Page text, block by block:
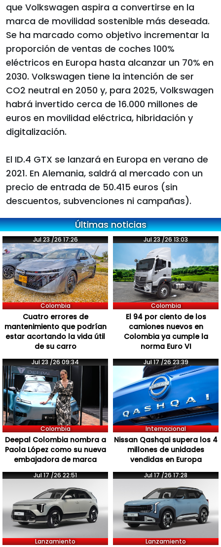
que Volkswagen aspira a convertirse en la
marca de movilidad sostenible más deseada.
Se ha marcado como objetivo incrementar la
proporción de ventas de coches 100%
eléctricos en Europa hasta alcanzar un 70% en
2030. Volkswagen tiene la intención de ser
CO2 neutral en 2050 y, para 2025, Volkswagen
habrá invertido cerca de 16.000 millones de
euros en movilidad eléctrica, hibridación y
digitalización.
El ID.4 GTX se lanzará en Europa en verano de
2021. En Alemania, saldrá al mercado con un
precio de entrada de 50.415 euros (sin
descuentos, subvenciones ni campañas).
Últimas noticias
Jul 23 /26 17:26
Colombia
Cuatro errores de
mantenimiento que podrían
estar acortando la vida útil
de su carro
Jul 23 /26 13:03
Colombia
El 94 por ciento de los
camiones nuevos en
Colombia ya cumple la
norma Euro VI
Jul 23 /26 09:34
Colombia
Deepal Colombia nombra a
Paola López como su nueva
embajadora de marca
Jul 17 /26 23:39
Internacional
Nissan Qashqai supera los 4
millones de unidades
vendidas en Europa
Jul 17 /26 22:51
Lanzamiento
Jul 17 /26 17:28
Lanzamiento